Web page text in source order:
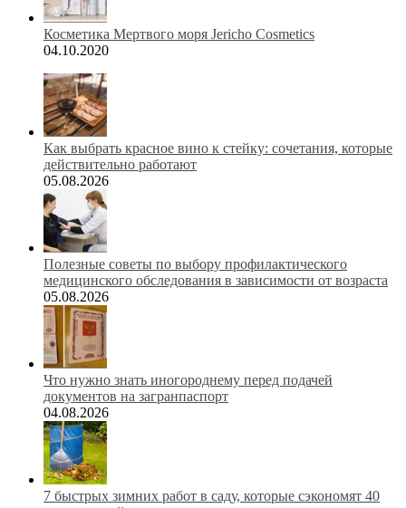
Косметика Мертвого моря Jericho Cosmetics
04.10.2020
Как выбрать красное вино к стейку: сочетания, которые
действительно работают
05.08.2026
Полезные советы по выбору профилактического
медицинского обследования в зависимости от возраста
05.08.2026
Что нужно знать иногороднему перед подачей
документов на загранпаспорт
04.08.2026
7 быстрых зимних работ в саду, которые сэкономят 40